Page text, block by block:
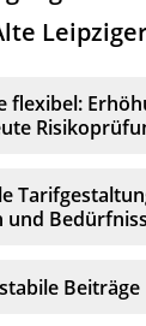
flexibel:
und
Beiträge